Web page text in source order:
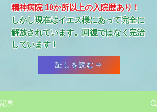
精神病院 10か所以上の入院歴あり！
​しかし現在はイエス様にあって完全に
解放されています。回復ではなく完治
しています！
証しを読む⇒
記事